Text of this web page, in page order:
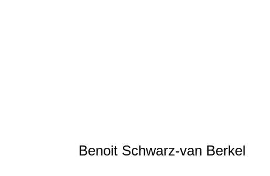
Benoit Schwarz-van Berkel